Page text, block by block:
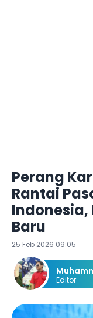
Perang
Rantai
Indonesia,
Baru
25 Feb 2026 09:05
Editor